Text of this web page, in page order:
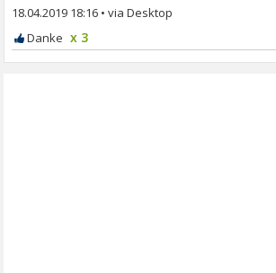
18.04.2019 18:16 •
x 3